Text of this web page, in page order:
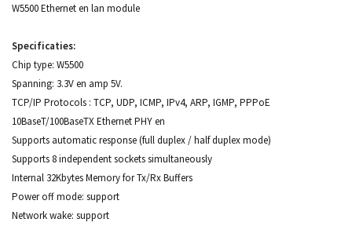
W5500 Ethernet en lan module
Specificaties:
Chip type: W5500
Spanning: 3.3V en amp 5V.
TCP/IP Protocols : TCP, UDP, ICMP, IPv4, ARP, IGMP, PPPoE
10BaseT/100BaseTX Ethernet PHY en
Supports automatic response (full duplex / half duplex mode)
Supports 8 independent sockets simultaneously
Internal 32Kbytes Memory for Tx/Rx Buffers
Power off mode: support
Network wake: support